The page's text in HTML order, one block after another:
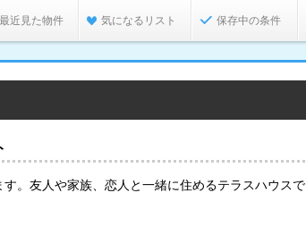
最近見た物件 気になるリスト 保存中の条件
。友人や家族、恋人と一緒に住めるテラスハウスで